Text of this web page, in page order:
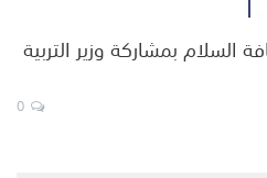
السلام بمشاركة وزير التربية